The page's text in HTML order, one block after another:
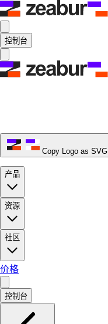
控制台
Copy Logo as SVG
产品
资源
社区
价格
控制台